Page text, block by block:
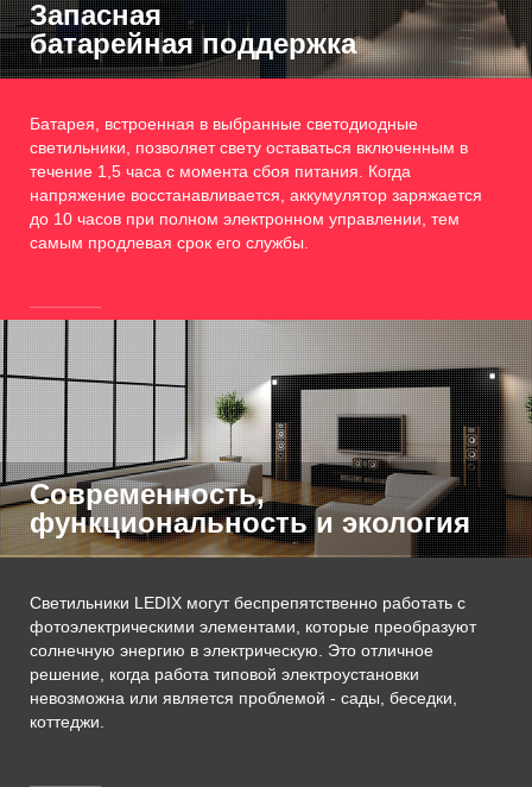
Запасная
батарейная поддержка
Батарея, встроенная в выбранные светодиодные
светильники, позволяет свету оставаться включенным в
течение 1,5 часа с момента сбоя питания. Когда
напряжение восстанавливается, аккумулятор заряжается
до 10 часов при полном электронном управлении, тем
самым продлевая срок его службы.
Современность,
функциональность и экология
Светильники LEDIX могут беспрепятственно работать с
фотоэлектрическими элементами, которые преобразуют
солнечную энергию в электрическую. Это отличное
решение, когда работа типовой электроустановки
невозможна или является проблемой - сады, беседки,
коттеджи.